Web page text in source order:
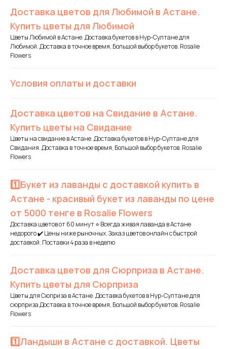
Доставка цветов для Любимой в Астане.
Купить цветы для Любимой
Цветы Любимой в Астане. Доставка букетов в Нур-Султане для
Любимой. Доставка в точное время, Большой выбор букетов. Rosalie
Flowers
Условия оплаты и доставки
Доставка цветов на Свидание в Астане.
Купить цветы на Свидание
Цветы на свидание в Астане. Доставка букетов в Нур-Султане для
Свидания. Доставка в точное время, Большой выбор букетов. Rosalie
Flowers
1️⃣Букет из лаванды с доставкой купить в
Астане - красивый букет из лаванды по цене
от 5000 тенге в Rosalie Flowers
Доставка цветов от 60 минут ⭐ Всегда живая лаванда в Астане
недорого ✔️ Цены ниже рыночных. Заказ цветов онлайн с быстрой
доставкой. Поставки 4 раза в неделю
Доставка цветов для Сюрприза в Астане.
Купить цветы для Сюрприза
Цветы для Сюприза в Астане. Доставка букетов в Нур-Султане для
сюрприза Доставка в точное время, Большой выбор букетов. Rosalie
Flowers
1️⃣Ландыши в Астане с доставкой. Цветы